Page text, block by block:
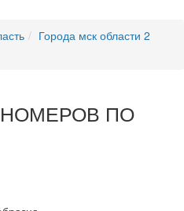
Города мск области 2
ПО